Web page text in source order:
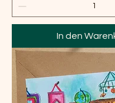
In den